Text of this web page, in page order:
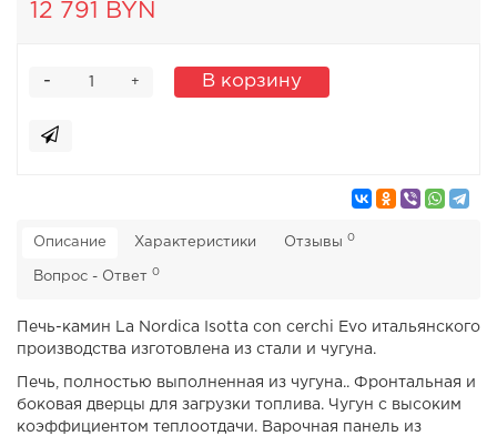
12 791 BYN
+
- В корзину
Описание Характеристики Отзывы 0
Вопрос - Ответ 0
Печь-камин La Nordica Isotta con cerchi Evo итальянского
производства изготовлена из стали и чугуна.
Печь, полностью выполненная из чугуна.. Фронтальная и
боковая дверцы для загрузки топлива. Чугун с высоким
коэффициентом теплоотдачи. Варочная панель из